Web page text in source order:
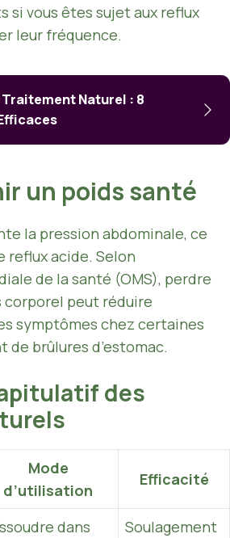
si vous êtes sujet aux reflux
leur fréquence.
Naturel : 8
un poids santé
la pression abdominale, ce
reflux acide. Selon
de la santé (OMS), perdre
corporel peut réduire
symptômes chez certaines
de brûlures d’estomac.
des
Mode
d’utilisation
Efficacité
dans
Soulagement